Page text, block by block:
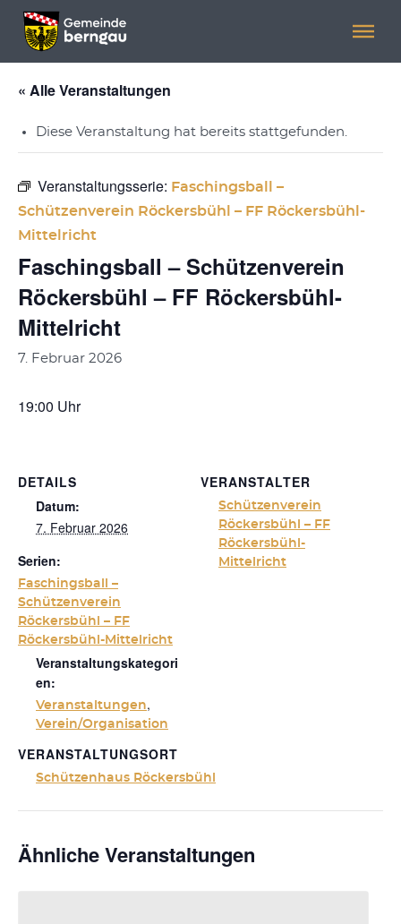
Menü überspringen
Menü überspringen
« Alle Veranstaltungen
Diese Veranstaltung hat bereits stattgefunden.
Veranstaltungsserie: Faschingsball –
Schützenverein Röckersbühl – FF Röckersbühl-
Mittelricht
Faschingsball – Schützenverein
Röckersbühl – FF Röckersbühl-
Mittelricht
7. Februar 2026
19:00 Uhr
DETAILS
Datum:
7. Februar 2026
Serien:
Faschingsball –
Schützenverein
Röckersbühl – FF
Röckersbühl-Mittelricht
Veranstaltungskategori
en:
Veranstaltungen,
Verein/Organisation
VERANSTALTUNGSORT
Schützenhaus Röckersbühl
VERANSTALTER
Schützenverein
Röckersbühl – FF
Röckersbühl-
Mittelricht
Ähnliche Veranstaltungen